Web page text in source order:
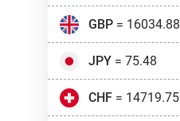
GBP= 16034.88
JPY= 75.48
CHF= 14719.75